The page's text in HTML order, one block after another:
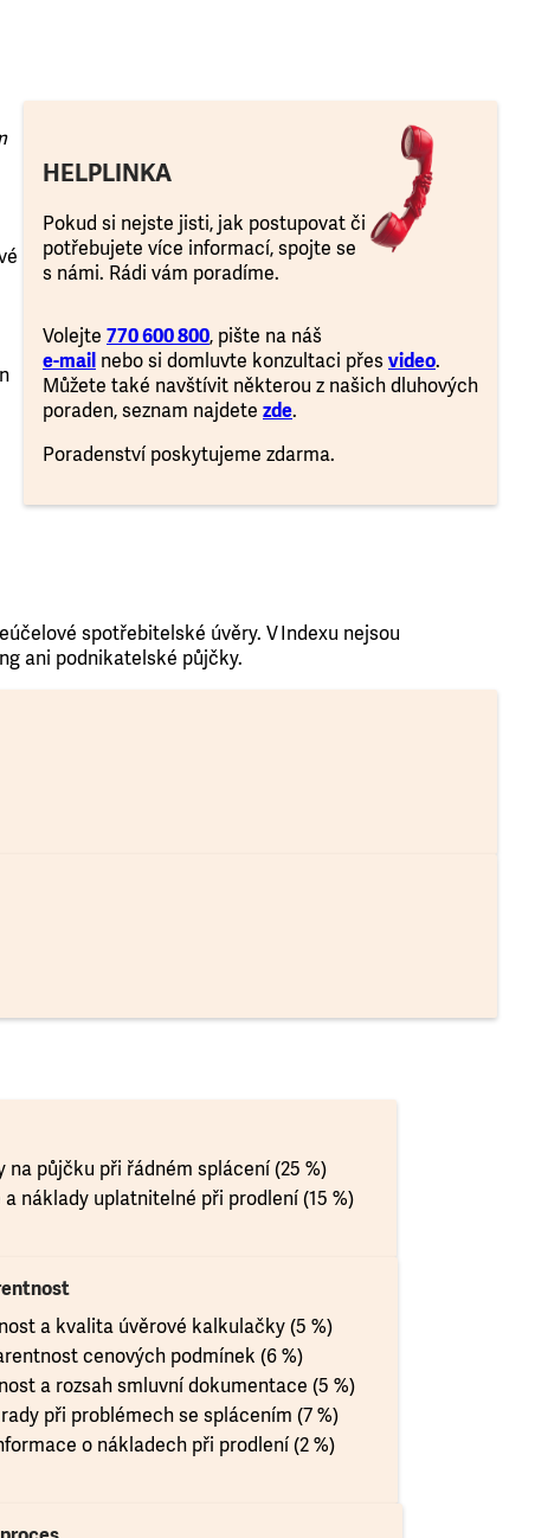
HELPLINKA
Pokud si nejste jisti, jak postupovat či
potřebujete více informací, spojte se
s námi. Rádi vám poradíme.
Volejte 770 600 800, pište na náš
e-mail nebo si domluvte konzultaci přes video.
Můžete také navštívit některou z našich dluhových
poraden, seznam najdete zde.
Poradenství poskytujeme zdarma.
spotřebitelské úvěry. V Indexu nejsou
ani podnikatelské půjčky.
na půjčku při řádném splácení (25 %)
náklady uplatnitelné při prodlení (15 %)
a kvalita úvěrové kalkulačky (5 %)
cenových podmínek (6 %)
a rozsah smluvní dokumentace (5 %)
při problémech se splácením (7 %)
o nákladech při prodlení (2 %)